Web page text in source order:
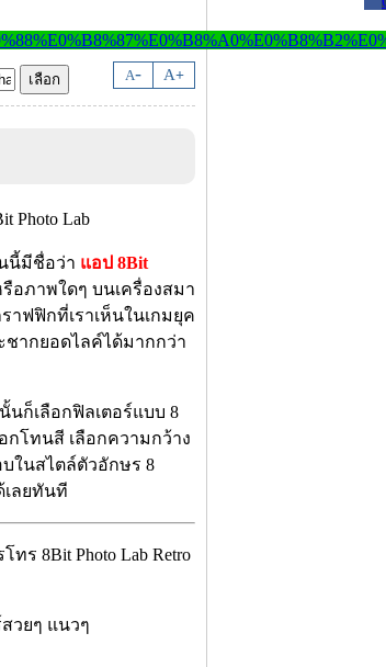
A- A+
นี้มีชื่อว่า แอป 8Bit
อภาพใดๆ บนเครื่องสมา
าฟฟิกที่เราเห็นในเกมยุค
ชากยอดไลค์ได้มากกว่า
นก็เลือกฟิลเตอร์แบบ 8
กโทนสี เลือกความกว้าง
ในสไตล์ตัวอักษร 8
ลยทันที
ร 8Bit Photo Lab Retro
สวยๆ แนวๆ